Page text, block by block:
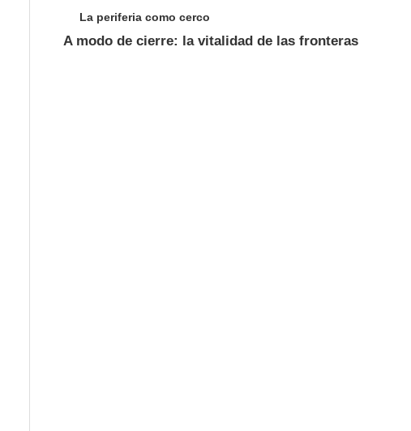
La periferia como cerco
A modo de cierre: la vitalidad de las fronteras